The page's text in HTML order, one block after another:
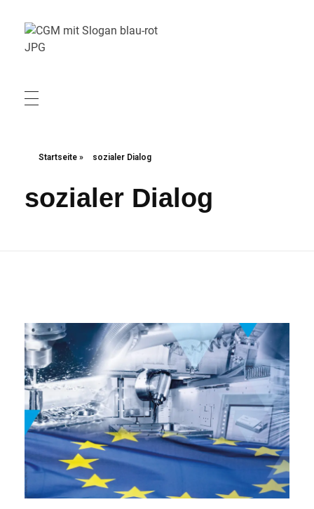
Startseite » sozialer Dialog
sozialer Dialog